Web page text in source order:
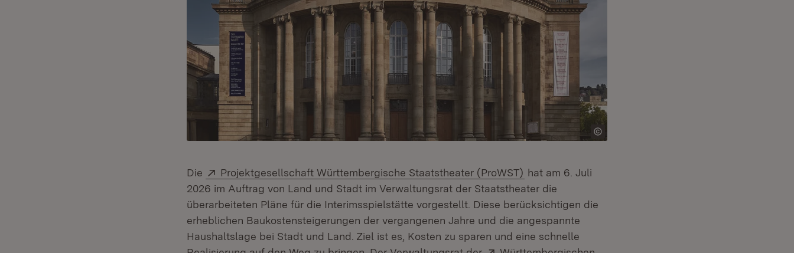
Die Extern:
Projektgesellschaft Württembergische Staatstheater (ProWST) (Öffnet in neuem Fenster)
hat am 6. Juli
2026 im Auftrag von Land und Stadt im Verwaltungsrat der Staatstheater die
überarbeiteten Pläne für die Interimsspielstätte vorgestellt. Diese berücksichtigen die
erheblichen Baukostensteigerungen der vergangenen Jahre und die angespannte
Haushaltslage bei Stadt und Land. Ziel ist es, Kosten zu sparen und eine schnelle
Extern: